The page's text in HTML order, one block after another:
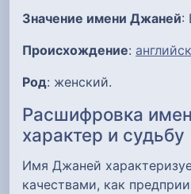
Значение имени Джаней:
Происхождение:
Род: женский.
Расшифровка
характер и судьбу
Имя Джаней
качествами, как